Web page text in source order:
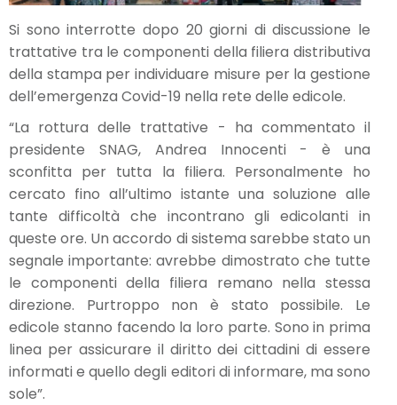
Si sono interrotte dopo 20 giorni di discussione le
trattative tra le componenti della filiera distributiva
della stampa per individuare misure per la gestione
dell’emergenza Covid-19 nella rete delle edicole.
“La rottura delle trattative - ha commentato il
presidente SNAG, Andrea Innocenti - è una
sconfitta per tutta la filiera. Personalmente ho
cercato fino all’ultimo istante una soluzione alle
tante difficoltà che incontrano gli edicolanti in
queste ore. Un accordo di sistema sarebbe stato un
segnale importante: avrebbe dimostrato che tutte
le componenti della filiera remano nella stessa
direzione. Purtroppo non è stato possibile. Le
edicole stanno facendo la loro parte. Sono in prima
linea per assicurare il diritto dei cittadini di essere
informati e quello degli editori di informare, ma sono
sole”.